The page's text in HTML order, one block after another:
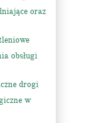
oraz
obsługi
drogi
w